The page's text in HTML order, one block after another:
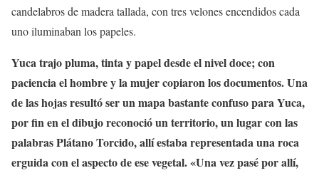
candelabros de madera tallada, con tres velones encendidos cada
uno iluminaban los papeles.
Yuca trajo pluma, tinta y papel desde el nivel doce; con
paciencia el hombre y la mujer copiaron los documentos. Una
de las hojas resultó ser un mapa bastante confuso para Yuca,
por fin en el dibujo reconoció un territorio, un lugar con las
palabras Plátano Torcido, allí estaba representada una roca
erguida con el aspecto de ese vegetal. «Una vez pasé por allí,